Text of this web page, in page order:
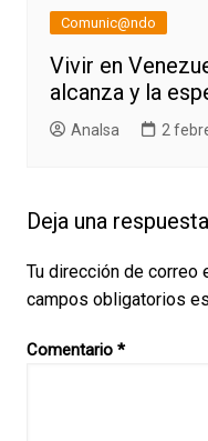
Comunic@ndo
Vivir en
alcanza y la
AnaIsa 2
Deja una respuesta
Tu dirección de correo
campos obligatorios
Comentario *